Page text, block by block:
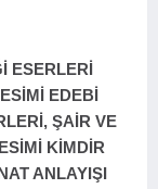
ESERLERİ
EDEBİ
ŞAİR VE
KİMDİR
ANLAYIŞI